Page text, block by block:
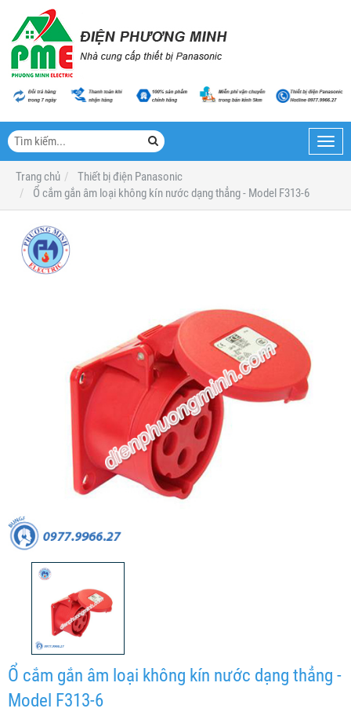
Trang chủ
Thiết bị điện Panasonic
Ổ cắm gắn âm loại không kín nước dạng thẳng - Model F313-6
Ổ cắm gắn âm loại không kín nước dạng thẳng -
Model F313-6